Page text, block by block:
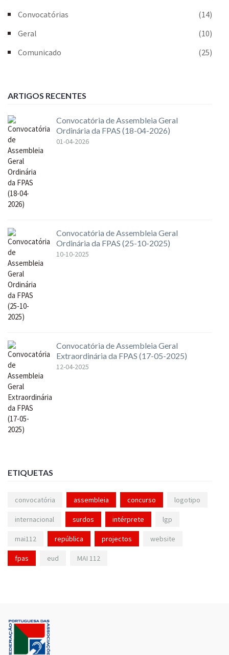
Convocatórias
(14)
Geral
(10)
Comunicado
(25)
ARTIGOS RECENTES
Convocatória de Assembleia Geral
Ordinária da FPAS (18-04-2026)
01-04-2026
Convocatória de Assembleia Geral
Ordinária da FPAS (25-10-2025)
10-10-2025
Convocatória de Assembleia Geral
Extraordinária da FPAS (17-05-2025)
12-04-2025
ETIQUETAS
convocatória assembleia concurso logotipo
internacional surdos intérprete lgp
mai112 república projectos website
fpas eud MAI 112